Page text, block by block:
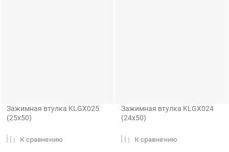
Зажимная втулка KLGX025
(25x50)
К сравнению
Зажимная втулка KLGX024
(24x50)
К сравнению